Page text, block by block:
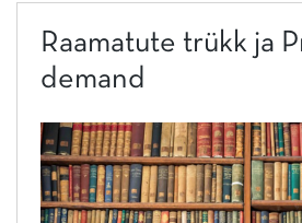
Raamatute trükk ja
demand